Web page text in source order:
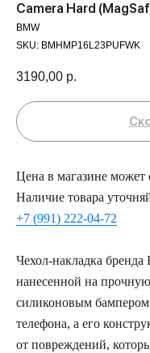
Camera Hard
BMW
SKU: BMHMP16L23PUFWK
3190,00 р.
Цена в магазине может
Наличие товара
+7 (991) 222-04-72
Чехол-накладка
нанесенной на
силиконовым
телефона, а его
от повреждений,